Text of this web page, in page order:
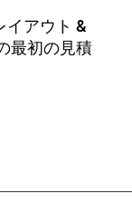
イアウト &
最初の見積